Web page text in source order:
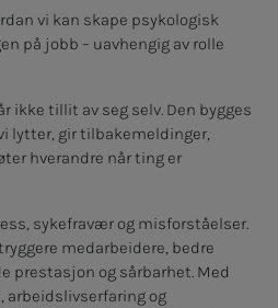
vi kan skape psykologisk
på jobb – uavhengig av rolle
ikke tillit av seg selv. Den bygges
lytter, gir tilbakemeldinger,
hverandre når ting er
sykefravær og misforståelser.
medarbeidere, bedre
prestasjon og sårbarhet. Med
arbeidslivserfaring og